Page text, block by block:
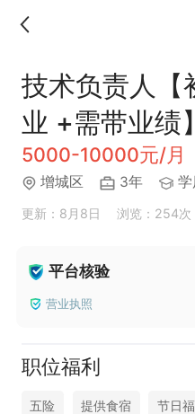
技术负责人【
业 +需带业绩】
5000-10000元/月
增城区 3年
更新：8月8日 浏览：254次
平台核验
营业执照
职位福利
五险 提供食宿 节日